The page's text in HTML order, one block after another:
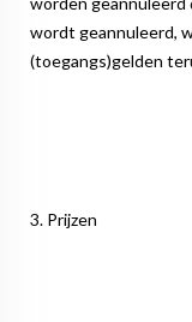
wordt geannuleerd,
(toegangs)gelden
3. Prijzen